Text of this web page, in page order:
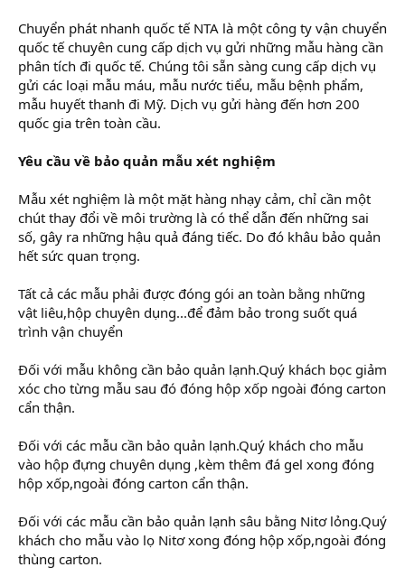
Chuyển phát nhanh quốc tế NTA là một công ty vận chuyển
quốc tế chuyên cung cấp dịch vụ gửi những mẫu hàng cần
phân tích đi quốc tế. Chúng tôi sẵn sàng cung cấp dịch vụ
gửi các loại mẫu máu, mẫu nước tiểu, mẫu bệnh phẩm,
mẫu huyết thanh đi Mỹ. Dịch vụ gửi hàng đến hơn 200
quốc gia trên toàn cầu.
Yêu cầu về bảo quản mẫu xét nghiệm
Mẫu xét nghiệm là một mặt hàng nhạy cảm, chỉ cần một
chút thay đổi về môi trường là có thể dẫn đến những sai
số, gây ra những hậu quả đáng tiếc. Do đó khâu bảo quản
hết sức quan trọng.
Tất cả các mẫu phải được đóng gói an toàn bằng những
vật liêu,hộp chuyên dụng...để đảm bảo trong suốt quá
trình vận chuyển
Đối với mẫu không cần bảo quản lạnh.Quý khách bọc giảm
xóc cho từng mẫu sau đó đóng hộp xốp ngoài đóng carton
cẩn thận.
Đối với các mẫu cần bảo quản lạnh.Quý khách cho mẫu
vào hộp đựng chuyên dụng ,kèm thêm đá gel xong đóng
hộp xốp,ngoài đóng carton cẩn thận.
Đối với các mẫu cần bảo quản lạnh sâu bằng Nitơ lỏng.Quý
khách cho mẫu vào lọ Nitơ xong đóng hộp xốp,ngoài đóng
thùng carton.